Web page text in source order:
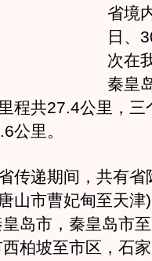
省境
日、
次在
秦皇
程共27.4公里，三
公里。
递期间，共有省
山市曹妃甸至天津
岛市，秦皇岛市
柏坡至市区，石